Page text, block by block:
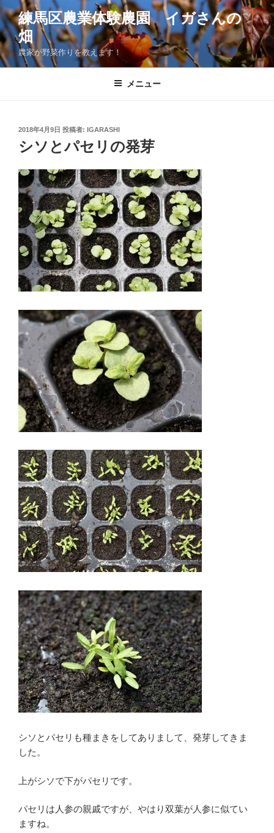
コ
ン
テ
ン
ツ
練馬区農業体験農園 イガさんの
畑
農家が野菜作りを教えます！
メニュー
投
稿
日:
2018年4月9日 投稿者: IGARASHI
シソとパセリの発芽
シソとパセリも種まきをしてありまして、発芽してきま
した。
上がシソで下がパセリです。
パセリは人参の親戚ですが、やはり双葉が人参に似てい
ますね。